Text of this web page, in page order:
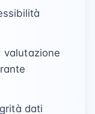
valutazione
dati